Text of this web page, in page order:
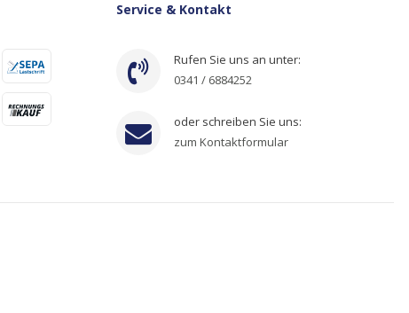
Service & Kontakt
Rufen Sie uns an unter:
0341 / 6884252
oder schreiben Sie uns:
zum Kontaktformular